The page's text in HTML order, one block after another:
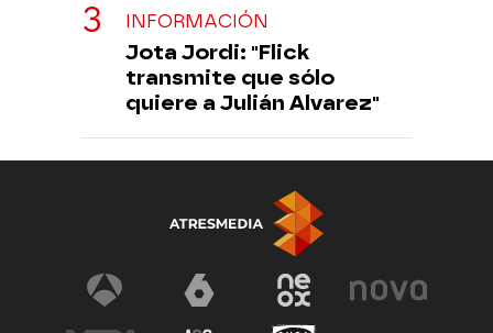
INFORMACIÓN
Jota Jordi: "Flick
transmite que sólo
quiere a Julián Alvarez"